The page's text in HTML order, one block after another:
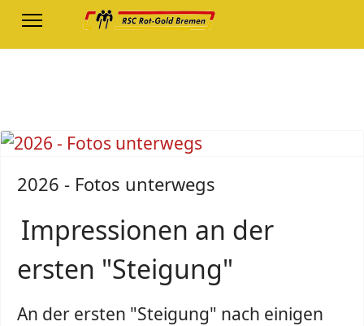
2026 - Fotos unterwegs
Impressionen an der
ersten "Steigung"
An der ersten "Steigung" nach einigen